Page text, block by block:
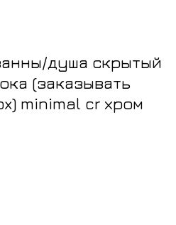
душа скрытый
(заказывать
minimal cr хром